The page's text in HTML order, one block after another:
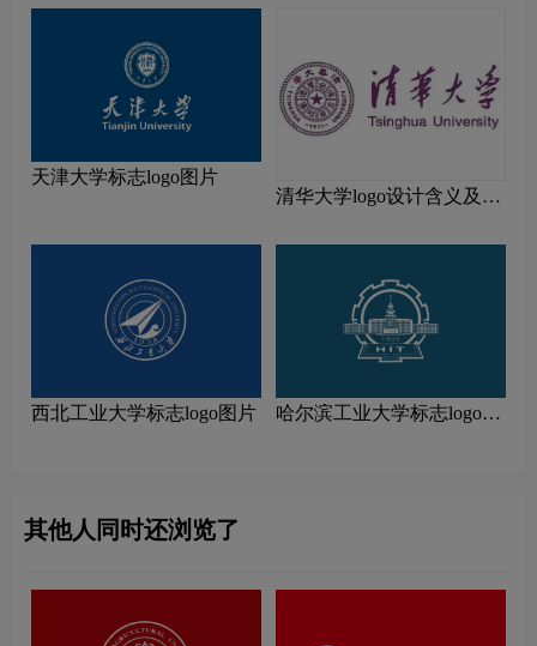
天津大学标志logo图片
清华大学logo设计含义及设
西北工业大学标志logo图片
哈尔滨工业大学标志logo图
其他人同时还浏览了